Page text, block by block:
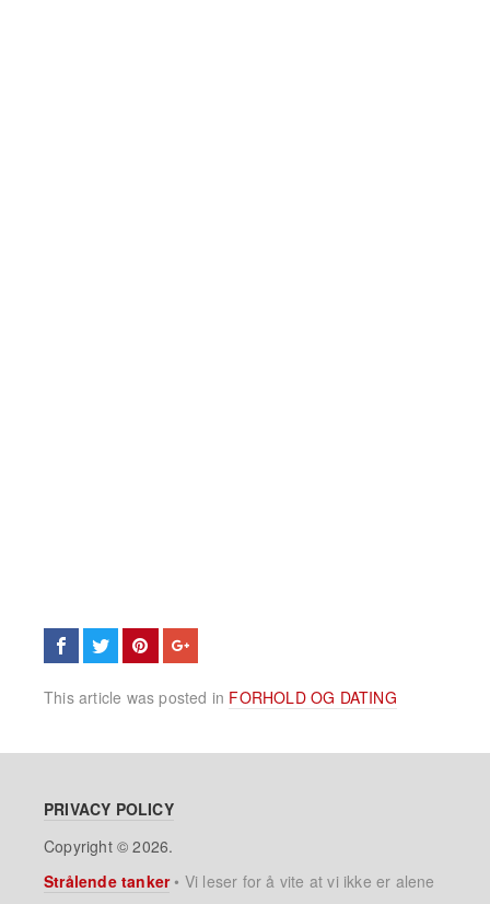
This article was posted in FORHOLD OG DATING
PRIVACY POLICY
Copyright © 2026.
Strålende tanker• Vi leser for å vite at vi ikke er alene